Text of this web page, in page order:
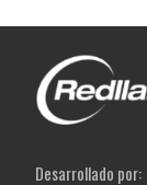
Desarrollado por: